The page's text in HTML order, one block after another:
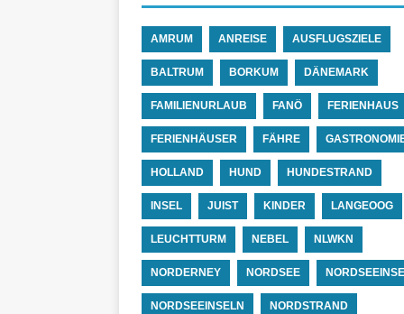
AMRUM ANREISE AUSFLUGSZIELE
BALTRUM BORKUM DÄNEMARK
FAMILIENURLAUB FANÖ FERIENHAUS
FERIENHÄUSER FÄHRE
HOLLAND HUND HUNDESTRAND
INSEL JUIST KINDER LANGEOOG
LEUCHTTURM NEBEL NLWKN
NORDERNEY NORDSEE
NORDSEEINSELN NORDSTRAND